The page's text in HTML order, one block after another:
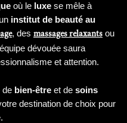
où le luxe se mêle à
institut de beauté au
, des massages relaxants ou
dévouée saura
et attention.
de bien-être et de soins
destination de choix pour